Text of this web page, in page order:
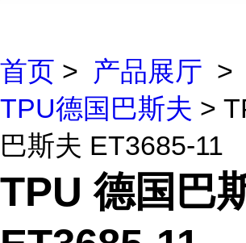
首页 > 产品展厅 >
TPU德国巴斯夫 >
巴斯夫 ET3685-11
TPU 德国巴